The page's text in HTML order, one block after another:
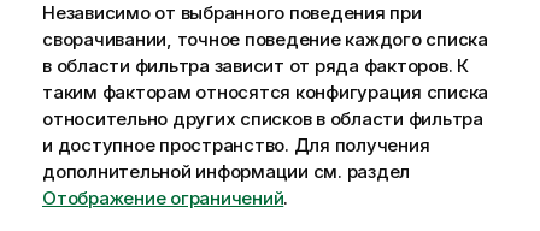
Независимо от выбранного поведения при
сворачивании, точное поведение каждого списка
в области фильтра зависит от ряда факторов. К
таким факторам относятся конфигурация списка
относительно других списков в области фильтра
и доступное пространство. Для получения
дополнительной информации см. раздел
Отображение ограничений.